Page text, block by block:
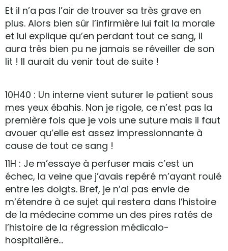
Et il n’a pas l’air de trouver sa très grave en
plus. Alors bien sûr l’infirmière lui fait la morale
et lui explique qu’en perdant tout ce sang, il
aura très bien pu ne jamais se réveiller de son
lit ! Il aurait du venir tout de suite !
10H40 : Un interne vient suturer le patient sous
mes yeux ébahis. Non je rigole, ce n’est pas la
première fois que je vois une suture mais il faut
avouer qu’elle est assez impressionnante à
cause de tout ce sang !
11H : Je m’essaye à perfuser mais c’est un
échec, la veine que j’avais repéré m’ayant roulé
entre les doigts. Bref, je n’ai pas envie de
m’étendre à ce sujet qui restera dans l’histoire
de la médecine comme un des pires ratés de
l’histoire de la régression médicalo-
hospitalière…